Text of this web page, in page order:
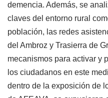
demencia. Además, se
claves del entorno rural
población, las redes
del Ambroz y Trasierra de
mecanismos para activar y
los ciudadanos en este
dentro de la exposición de